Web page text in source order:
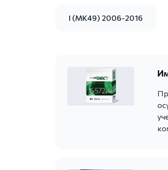
I (MK49) 2006-2016